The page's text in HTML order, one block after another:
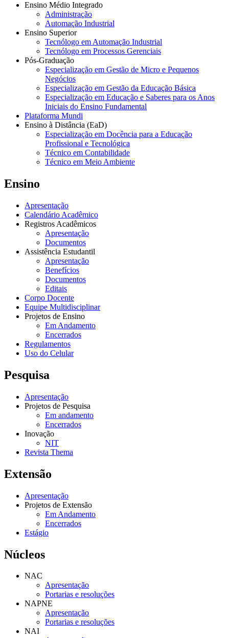
Ensino Médio Integrado
Administração
Automação Industrial
Ensino Superior
Tecnólogo em Automação Industrial
Tecnólogo em Processos Gerenciais
Pós-Graduação
Especialização em Gestão de Micro e Pequenos
Negócios
Especialização em Gestão da Educação Básica
Especialização em Educação e Saberes para os Anos
Iniciais do Ensino Fundamental
Plataforma Mundi
Ensino à Distância (EaD)
Especialização em Docência para a Educação
Profissional e Tecnológica
Técnico em Contabilidade
Técnico em Meio Ambiente
Ensino
Apresentação
Calendário Acadêmico
Registros Acadêmicos
Apresentação
Documentos
Assistência Estudantil
Apresentação
Benefícios
Documentos
Editais
Corpo Docente
Equipe Multidisciplinar
Projetos de Ensino
Em Andamento
Encerrados
Regulamentos
Uso do Celular
Pesquisa
Apresentação
Projetos de Pesquisa
Em andamento
Encerrados
Inovação
NIT
Revista Thema
Extensão
Apresentação
Projetos de Extensão
Em Andamento
Encerrados
Estágio
Núcleos
NAC
Apresentação
Portarias e resoluções
NAPNE
Apresentação
Portarias e resoluções
NAI